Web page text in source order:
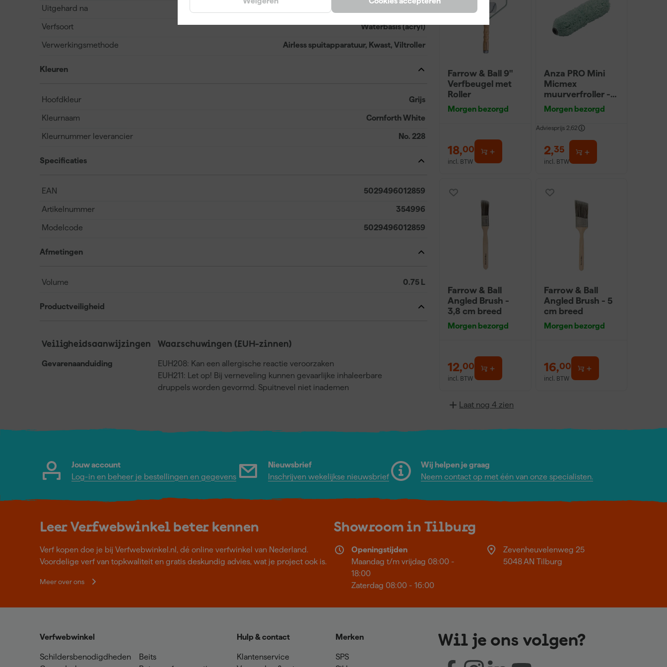
Uitgehard na
Verfsoort Waterbasis (acryl)
Verwerkingsmethode Airless spuitapparatuur, Kwast, Viltroller
Kleuren
Hoofdkleur Grijs
Kleurnaam Cornforth White
Kleurnummer leverancier No. 228
Specificaties
EAN 5029496012859
Artikelnummer 354996
Modelcode 5029496012859
Afmetingen
Volume 0.75 L
Productveiligheid
Veiligheidsaanwijzingen
Gevarenaanduiding
Waarschuwingen (EUH-zinnen)
EUH208: Kan een allergische reactie veroorzaken
EUH211: Let op! Bij verneveling kunnen gevaarlijke inhaleerbare
druppels worden gevormd. Spuitnevel niet inademen
Farrow & Ball 9"
Verfbeugel met
Roller
Morgen bezorgd
18,00
incl. BTW
Anza PRO Mini
Micmex
muurverfroller -
10cm
Morgen bezorgd
Adviesprijs 2,62
2,35
incl. BTW
Farrow & Ball
Angled Brush -
3,8 cm breed
Morgen bezorgd
12,00
incl. BTW
Farrow & Ball
Angled Brush - 5
cm breed
Morgen bezorgd
16,00
incl. BTW
Laat nog 4 zien
Jouw account
Log-in en beheer je bestellingen en gegevens
Nieuwsbrief
Inschrijven wekelijkse nieuwsbrief
Wij helpen je graag
Neem contact op met één van onze specialisten.
Leer Verfwebwinkel beter kennen
Verf kopen doe je bij Verfwebwinkel.nl, dé online verfwinkel van Nederland.
Voordelige verf van topkwaliteit en gratis deskundig advies, wat je project ook is.
Meer over ons
Showroom in Tilburg
Openingstijden
Maandag t/m vrijdag 08:00 -
18:00
Zaterdag 08:00 - 16:00
Zevenheuvelenweg 25
5048 AN Tilburg
Verfwebwinkel
Schildersbenodigdheden
Beits
Hulp & contact
Klantenservice
Merken
SPS
Wil je ons volgen?